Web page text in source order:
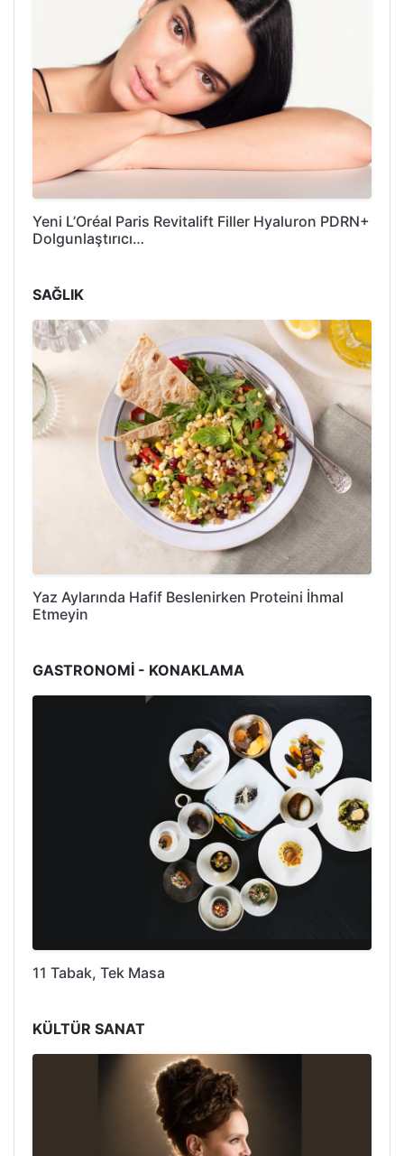
Yeni L’Oréal Paris Revitalift Filler Hyaluron PDRN+
Dolgunlaştırıcı…
SAĞLIK
Yaz Aylarında Hafif Beslenirken Proteini İhmal
Etmeyin
GASTRONOMİ - KONAKLAMA
11 Tabak, Tek Masa
KÜLTÜR SANAT